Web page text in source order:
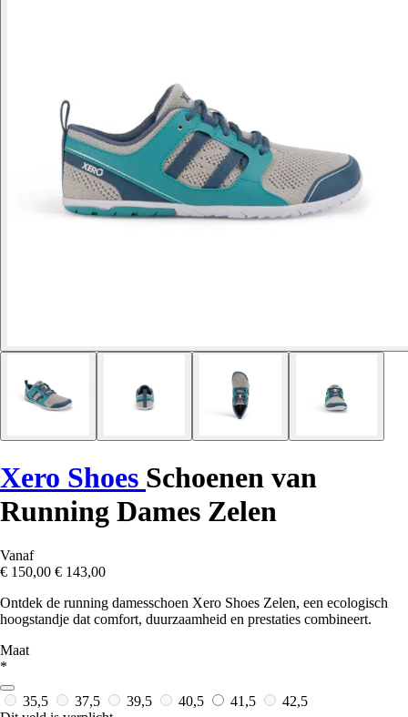
Xero Shoes Schoenen van
Running Dames Zelen
Vanaf
€ 150,00 € 143,00
Ontdek de running damesschoen Xero Shoes Zelen, een ecologisch
hoogstandje dat comfort, duurzaamheid en prestaties combineert.
Maat
*
35,5 37,5 39,5 40,5 41,5
42,5